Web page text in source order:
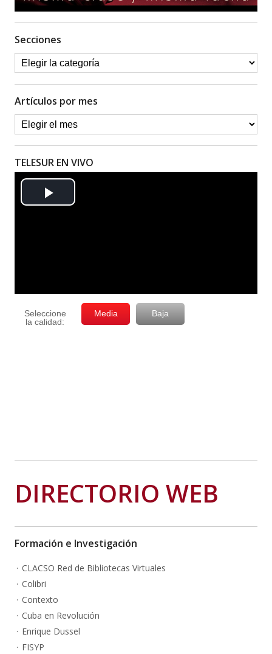
Secciones
Artículos por mes
TELESUR EN VIVO
DIRECTORIO WEB
Formación e Investigación
CLACSO Red de Bibliotecas Virtuales
Colibri
Contexto
Cuba en Revolución
Enrique Dussel
FISYP